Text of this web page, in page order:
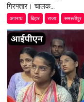
गिरफ्तार। चालक...
अपराध बिहार राज्य समस्तीपुर